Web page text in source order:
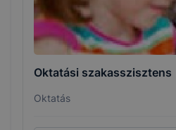
Oktatási szakasszisztens
Oktatás